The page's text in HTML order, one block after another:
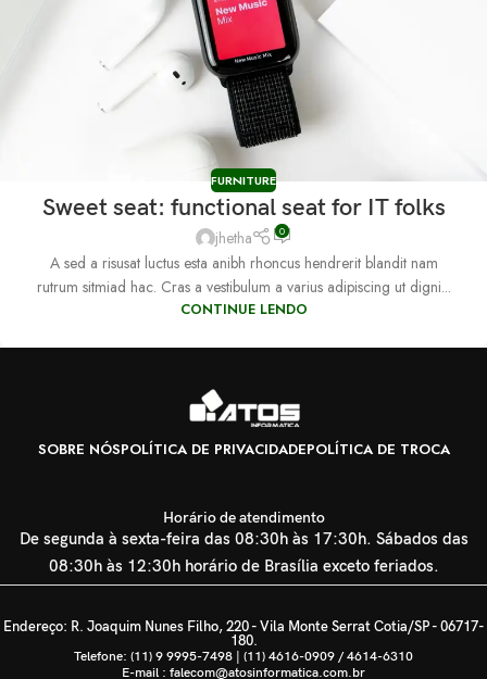
FURNITURE
Sweet seat: functional seat for IT folks
jhetha 0
A sed a risusat luctus esta anibh rhoncus hendrerit blandit nam
rutrum sitmiad hac. Cras a vestibulum a varius adipiscing ut digni...
CONTINUE LENDO
SOBRE NÓSPOLÍTICA DE PRIVACIDADEPOLÍTICA DE TROCA
Horário de atendimento
De segunda à sexta-feira das 08:30h às 17:30h. Sábados das
08:30h às 12:30h horário de Brasília exceto feriados.
Endereço: R. Joaquim Nunes Filho, 220 - Vila Monte Serrat Cotia/SP - 06717-
180.
Telefone: (11) 9 9995-7498 | (11) 4616-0909 / 4614-6310
E-mail : falecom@atosinformatica.com.br